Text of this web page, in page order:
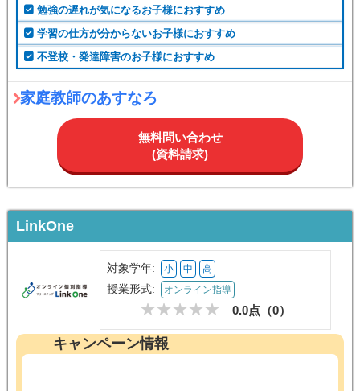
勉強の遅れが気になるお子様におすすめ
学習の仕方が分からないお子様におすすめ
不登校・発達障害のお子様におすすめ
家庭教師のあすなろ
無料問い合わせ
(資料請求)
LinkOne
対象学年: 小 中 高
授業形式: オンライン指導
0.0点（0）
キャンペーン情報